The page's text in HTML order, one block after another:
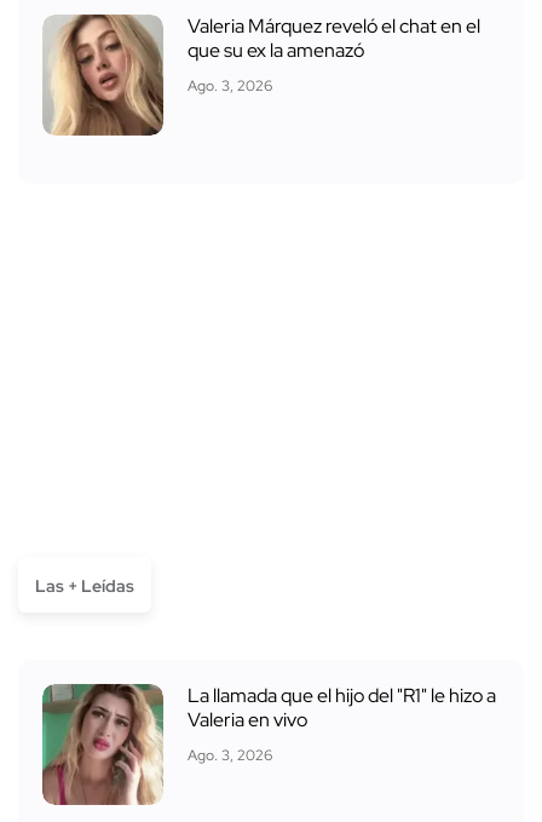
Valeria Márquez reveló el chat en el
que su ex la amenazó
Ago. 3, 2026
Las + Leídas
La llamada que el hijo del "R1" le hizo a
Valeria en vivo
Ago. 3, 2026